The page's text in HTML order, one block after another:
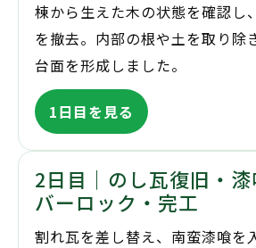
棟から生えた木の状態を確認し
を撤去。内部の根や土を取り除
台面を形成しました。
1日目を見る
2日目｜のし瓦復旧・
バーロック・完工
割れ瓦を差し替え、南蛮漆喰を